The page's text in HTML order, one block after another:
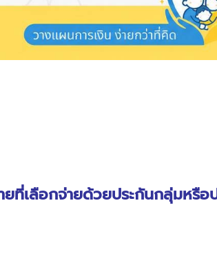
ยที่เลือกจ่ายด้วยประกันกลุ่มหรือ